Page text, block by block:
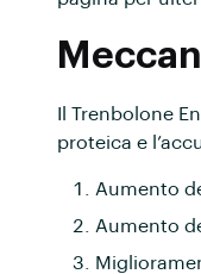
Il Trenbolone
proteica e
Aumento
Aumento